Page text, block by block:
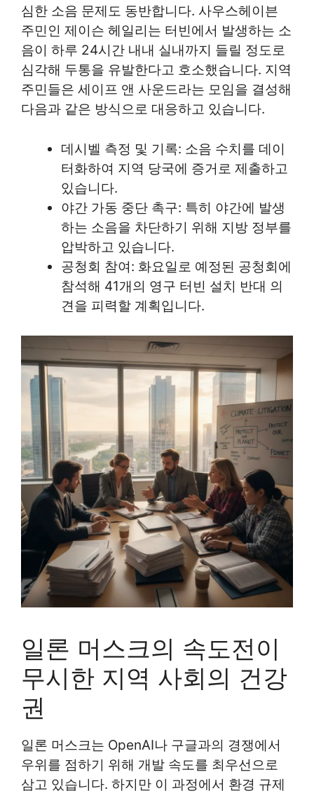
심한 소음 문제도 동반합니다. 사우스헤이븐
주민인 제이슨 헤일리는 터빈에서 발생하는 소
음이 하루 24시간 내내 실내까지 들릴 정도로
심각해 두통을 유발한다고 호소했습니다. 지역
주민들은 세이프 앤 사운드라는 모임을 결성해
다음과 같은 방식으로 대응하고 있습니다.
데시벨 측정 및 기록: 소음 수치를 데이
터화하여 지역 당국에 증거로 제출하고
있습니다.
야간 가동 중단 촉구: 특히 야간에 발생
하는 소음을 차단하기 위해 지방 정부를
압박하고 있습니다.
공청회 참여: 화요일로 예정된 공청회에
참석해 41개의 영구 터빈 설치 반대 의
견을 피력할 계획입니다.
일론 머스크의 속도전이
무시한 지역 사회의 건강
권
일론 머스크는 OpenAI나 구글과의 경쟁에서
우위를 점하기 위해 개발 속도를 최우선으로
삼고 있습니다. 하지만 이 과정에서 환경 규제